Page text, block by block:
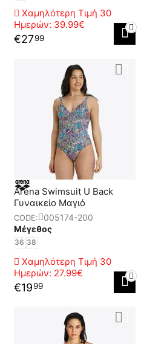
Χαμηλότερη Τιμή 30
Ημερών: 39.99€
€2799
Arena Swimsuit U Back
Γυναικείο Μαγιό
CODE:
005174-200
Μέγεθος
36 38
Χαμηλότερη Τιμή 30
Ημερών: 27.99€
€1999